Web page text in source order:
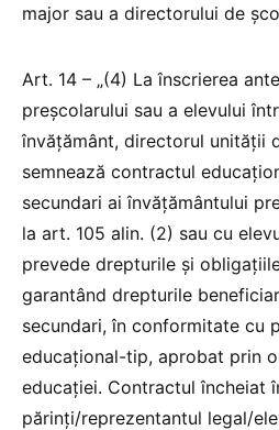
major sau a directorului de
Art. 14 – „(4) La înscrierea
preșcolarului sau a elevului
învățământ, directorul unității
semnează contractul
secundari ai învățământului
la art. 105 alin. (2) sau cu
prevede drepturile și
garantând drepturile
secundari, în conformitate cu
educațional-tip, aprobat prin
educației. Contractul încheiat
părinți/reprezentantul legal/